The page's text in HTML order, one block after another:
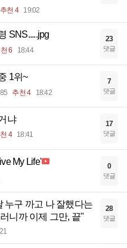
추천 4 19:02
SNS.....jpg
6 18:44
23
댓글
1위~
추천 4 18:42
7
댓글
냐
4 18:41
17
댓글
My Life' 0
댓글
누구 까고 나 잘했다는
니까 이제 그만, 끝"
28
댓글